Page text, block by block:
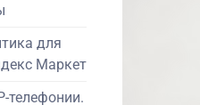
для
Маркет
телефонии.